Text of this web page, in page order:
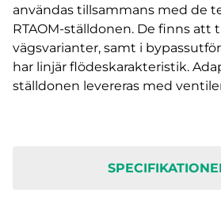
användas tillsammans med de
RTAOM-ställdonen. De finns att
vägsvarianter, samt i
har linjär flödeskarakteristik.
ställdonen levereras med